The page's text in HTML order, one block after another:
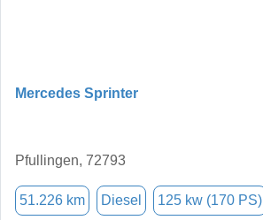
Mercedes Sprinter
Pfullingen, 72793
51.226 km Diesel 125 kw (170 PS)